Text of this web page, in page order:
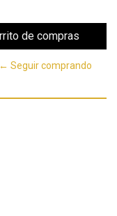
← Seguir comprando